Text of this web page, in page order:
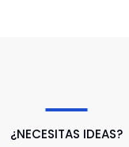
¿NECESITAS IDEAS?